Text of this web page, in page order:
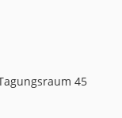
45